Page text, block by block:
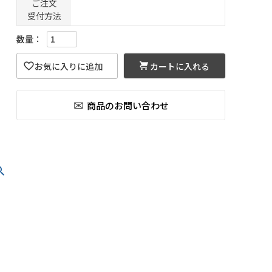
ご注文
受付方法
カートに入れる